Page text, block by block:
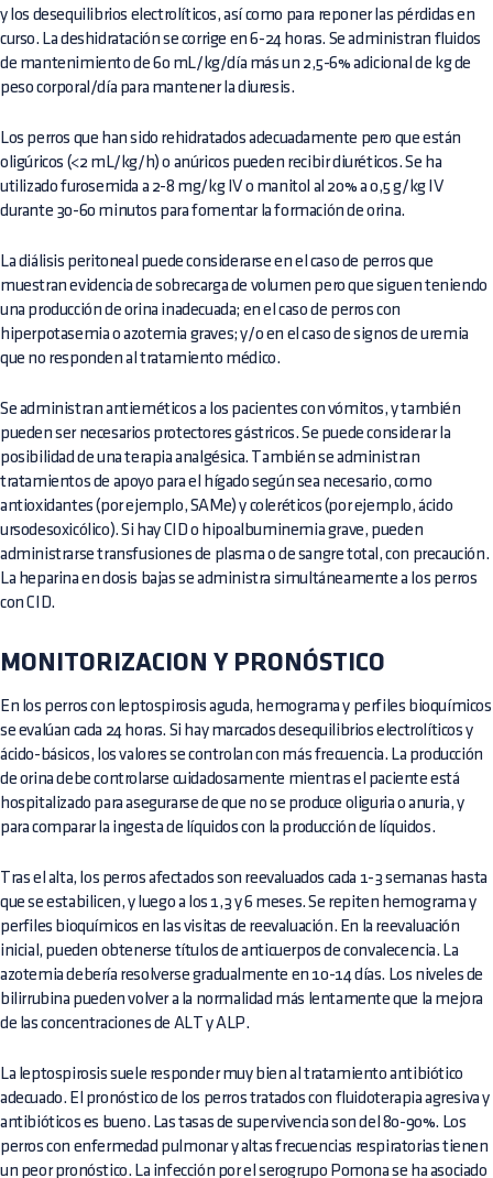
y los desequilibrios electrolíticos, así como para reponer las pérdidas en
curso. La deshidratación se corrige en 6-24 horas. Se administran fluidos
de mantenimiento de 60 mL/kg/día más un 2,5-6% adicional de kg de
peso corporal/día para mantener la diuresis.
Los perros que han sido rehidratados adecuadamente pero que están
oligúricos (<2 mL/kg/h) o anúricos pueden recibir diuréticos. Se ha
utilizado furosemida a 2-8 mg/kg IV o manitol al 20% a 0,5 g/kg IV
durante 30-60 minutos para fomentar la formación de orina.
La diálisis peritoneal puede considerarse en el caso de perros que
muestran evidencia de sobrecarga de volumen pero que siguen teniendo
una producción de orina inadecuada; en el caso de perros con
hiperpotasemia o azotemia graves; y/o en el caso de signos de uremia
que no responden al tratamiento médico.
Se administran antieméticos a los pacientes con vómitos, y también
pueden ser necesarios protectores gástricos. Se puede considerar la
posibilidad de una terapia analgésica. También se administran
tratamientos de apoyo para el hígado según sea necesario, como
antioxidantes (por ejemplo, SAMe) y coleréticos (por ejemplo, ácido
ursodesoxicólico). Si hay CID o hipoalbuminemia grave, pueden
administrarse transfusiones de plasma o de sangre total, con precaución.
La heparina en dosis bajas se administra simultáneamente a los perros
con CID.
MONITORIZACION Y PRONÓSTICO
En los perros con leptospirosis aguda, hemograma y perfiles bioquímicos
se evalúan cada 24 horas. Si hay marcados desequilibrios electrolíticos y
ácido-básicos, los valores se controlan con más frecuencia. La producción
de orina debe controlarse cuidadosamente mientras el paciente está
hospitalizado para asegurarse de que no se produce oliguria o anuria, y
para comparar la ingesta de líquidos con la producción de líquidos.
Tras el alta, los perros afectados son reevaluados cada 1-3 semanas hasta
que se estabilicen, y luego a los 1,3 y 6 meses. Se repiten hemograma y
perfiles bioquímicos en las visitas de reevaluación. En la reevaluación
inicial, pueden obtenerse títulos de anticuerpos de convalecencia. La
azotemia debería resolverse gradualmente en 10-14 días. Los niveles de
bilirrubina pueden volver a la normalidad más lentamente que la mejora
de las concentraciones de ALT y ALP.
La leptospirosis suele responder muy bien al tratamiento antibiótico
adecuado. El pronóstico de los perros tratados con fluidoterapia agresiva y
antibióticos es bueno. Las tasas de supervivencia son del 80-90%. Los
perros con enfermedad pulmonar y altas frecuencias respiratorias tienen
un peor pronóstico. La infección por el serogrupo Pomona se ha asociado